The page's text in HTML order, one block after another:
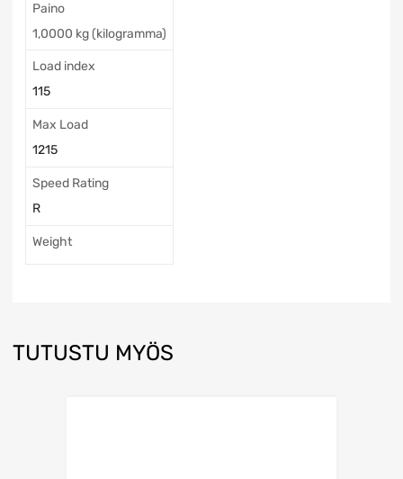
Paino
1,0000 kg (kilogramma)
Load index
115
Max Load
1215
Speed Rating
R
Weight
TUTUSTU MYÖS